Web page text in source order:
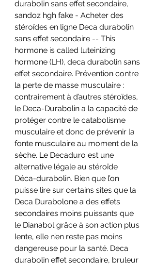
durabolin sans effet secondaire,
sandoz hgh fake - Acheter des
stéroïdes en ligne Deca durabolin
sans effet secondaire -- This
hormone is called luteinizing
hormone (LH), deca durabolin sans
effet secondaire. Prévention contre
la perte de masse musculaire :
contrairement à d’autres stéroïdes,
le Deca-Durabolin a la capacité de
protéger contre le catabolisme
musculaire et donc de prévenir la
fonte musculaire au moment de la
sèche. Le Decaduro est une
alternative légale au stéroïde
Déca-durabolin. Bien que l’on
puisse lire sur certains sites que la
Deca Durabolone a des effets
secondaires moins puissants que
le Dianabol grâce à son action plus
lente, elle n’en reste pas moins
dangereuse pour la santé. Deca
durabolin effet secondaire, bruleur